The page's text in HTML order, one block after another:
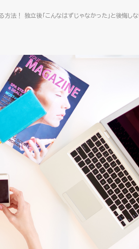
法！ 独立後「こんなはずじゃなかった」と後悔し